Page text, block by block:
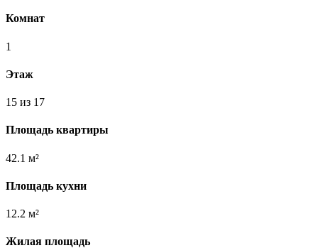
Комнат
1
Этаж
15 из 17
Площадь квартиры
42.1 м²
Площадь кухни
12.2 м²
Жилая площадь